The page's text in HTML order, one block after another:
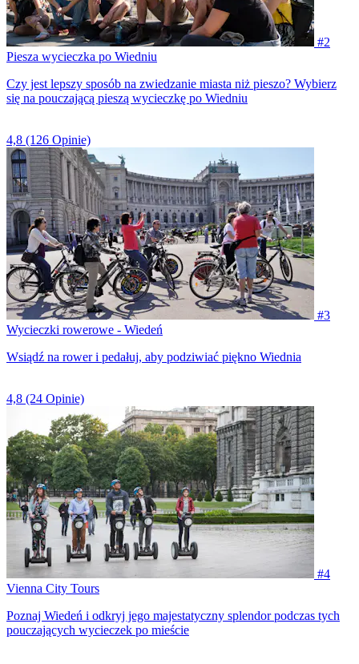
#2
Piesza wycieczka po Wiedniu
Czy jest lepszy sposób na zwiedzanie miasta niż pieszo? Wybierz
się na pouczającą pieszą wycieczkę po Wiedniu
4,8 (126 Opinie)
#3
Wycieczki rowerowe - Wiedeń
Wsiądź na rower i pedałuj, aby podziwiać piękno Wiednia
4,8 (24 Opinie)
#4
Vienna City Tours
Poznaj Wiedeń i odkryj jego majestatyczny splendor podczas tych
pouczających wycieczek po mieście